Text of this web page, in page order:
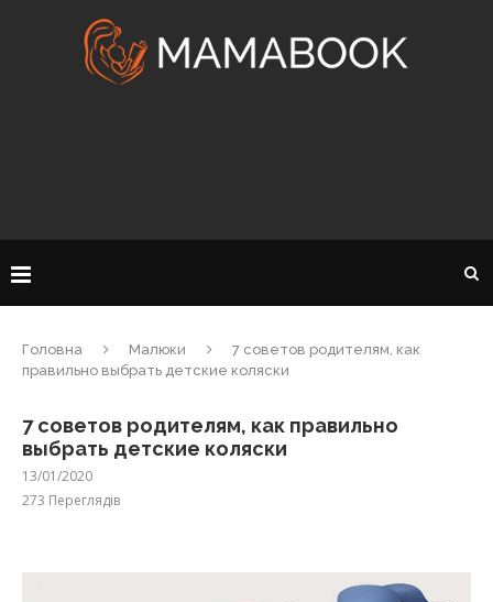
Головна Малюки
7 советов родителям, как
правильно выбрать детские коляски
7 советов родителям, как правильно
выбрать детские коляски
13/01/2020
273 Переглядів